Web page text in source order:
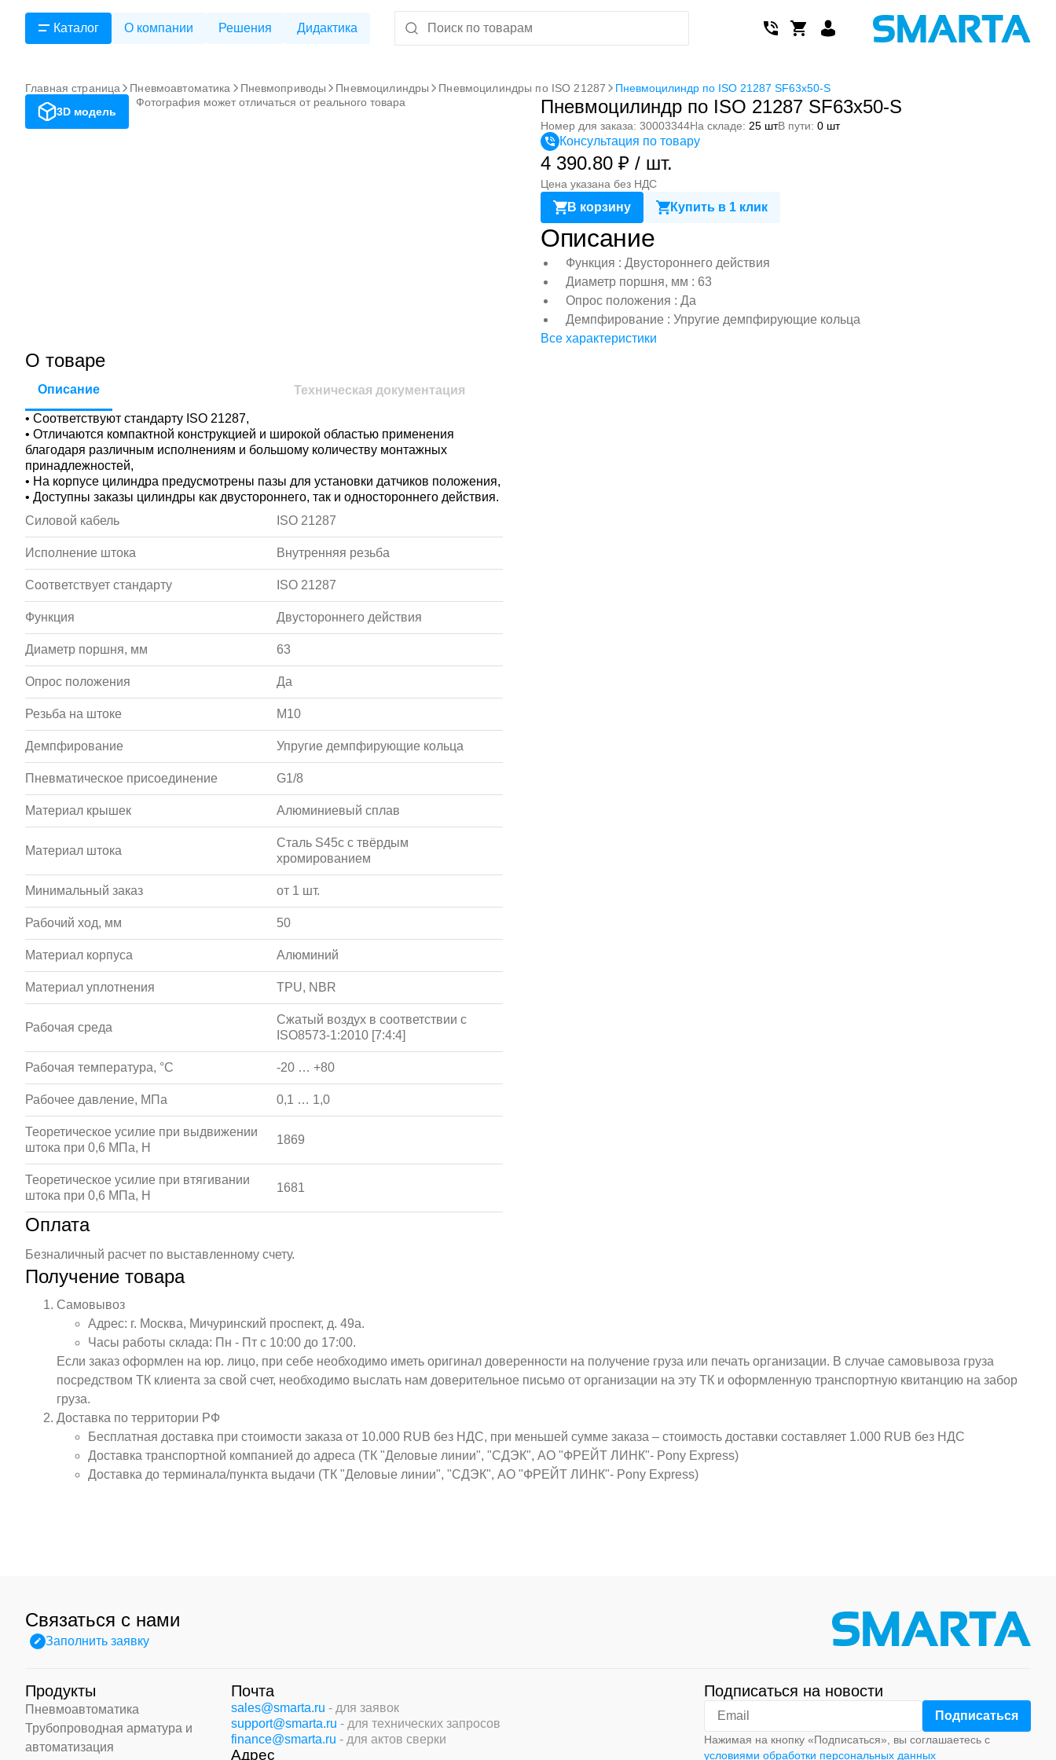
Каталог О компании Решения Дидактика
Главная страница Пневмоавтоматика Пневмоприводы Пневмоцилиндры Пневмоцилиндры по ISO 21287
Пневмоцилиндр по ISO 21287 SF63x50-S
3D модель
Фотография может отличаться от реального товара Пневмоцилиндр по ISO 21287 SF63x50-S
Номер для заказа: 30003344На складе: 25 штВ пути: 0 шт
Консультация по товару
4 390.80 ₽ / шт.
Цена указана без НДС
В корзину Купить в 1 клик
Описание
Функция : Двустороннего действия
Диаметр поршня, мм : 63
Опрос положения : Да
Демпфирование : Упругие демпфирующие кольца
Все характеристики
О товаре
Описание Техническая документация
• Соответствуют стандарту ISO 21287,
• Отличаются компактной конструкцией и широкой областью применения
благодаря различным исполнениям и большому количеству монтажных
принадлежностей,
• На корпусе цилиндра предусмотрены пазы для установки датчиков положения,
• Доступны заказы цилиндры как двустороннего, так и одностороннего действия.
Силовой кабель
ISO 21287
Исполнение штока Внутренняя резьба
Соответствует стандарту ISO 21287
Функция Двустороннего действия
Диаметр поршня, мм 63
Опрос положения Да
Резьба на штоке M10
Демпфирование Упругие демпфирующие кольца
Пневматическое присоединение G1/8
Материал крышек Алюминиевый сплав
Материал штока
Сталь S45c с твёрдым
хромированием
Минимальный заказ от 1 шт.
Рабочий ход, мм 50
Материал корпуса Алюминий
Материал уплотнения TPU, NBR
Рабочая среда
Сжатый воздух в соответствии с
ISO8573-1:2010 [7:4:4]
Рабочая температура, °С -20 … +80
Рабочее давление, МПа 0,1 … 1,0
Теоретическое усилие при выдвижении
штока при 0,6 МПа, Н
1869
Теоретическое усилие при втягивании
штока при 0,6 МПа, Н
1681
Оплата
Безналичный расчет по выставленному счету.
Получение товара
Самовывоз
Адрес: г. Москва, Мичуринский проспект, д. 49а.
Часы работы склада: Пн - Пт с 10:00 до 17:00.
Если заказ оформлен на юр. лицо, при себе необходимо иметь оригинал доверенности на получение груза или печать организации. В случае самовывоза груза
посредством ТК клиента за свой счет, необходимо выслать нам доверительное письмо от организации на эту ТК и оформленную транспортную квитанцию на забор
груза.
Доставка по территории РФ
Бесплатная доставка при стоимости заказа от 10.000 RUB без НДС, при меньшей сумме заказа – стоимость доставки составляет 1.000 RUB без НДС
Доставка транспортной компанией до адреса (ТК "Деловые линии", "СДЭК", АО "ФРЕЙТ ЛИНК"- Pony Express)
Доставка до терминала/пункта выдачи (ТК "Деловые линии", "СДЭК", АО "ФРЕЙТ ЛИНК"- Pony Express)
Связаться с нами
Заполнить заявку
Продукты
Пневмоавтоматика
Трубопроводная арматура и
автоматизация
Почта
sales@smarta.ru - для заявок
support@smarta.ru - для технических запросов
finance@smarta.ru - для актов сверки
Адрес
Подписаться на новости
Нажимая на кнопку «Подписаться», вы соглашаетесь с
условиями обработки персональных данных